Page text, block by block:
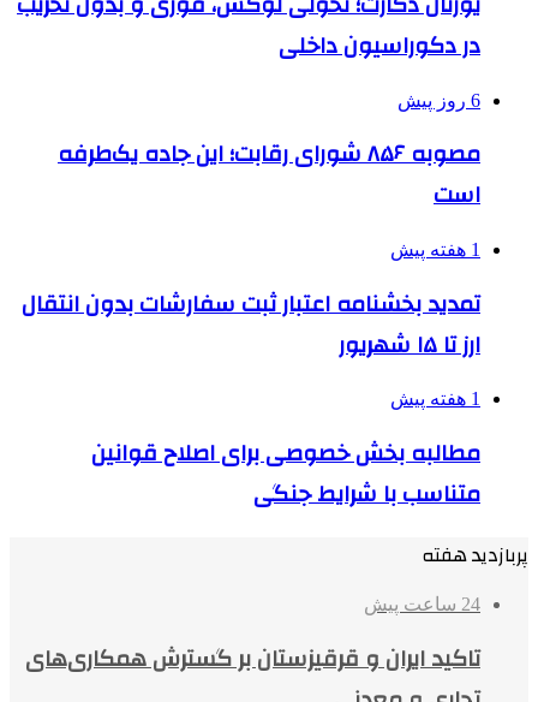
در دکوراسیون داخلی
6 روز پیش
مصوبه ۸۵۶ شورای رقابت؛ این جاده یک‌طرفه
است
1 هفته پیش
تمدید بخشنامه اعتبار ثبت سفارشات بدون انتقال
ارز تا ۱۵ شهریور
1 هفته پیش
مطالبه بخش خصوصی برای اصلاح قوانین
متناسب با شرایط جنگی
پربازدید هفته
24 ساعت پیش
تاکید ایران و قرقیزستان بر گسترش همکاری‌های